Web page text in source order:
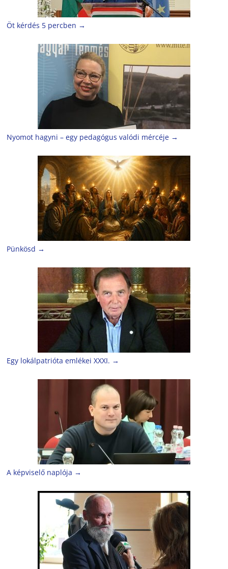
Öt kérdés 5 percben →
Nyomot hagyni – egy pedagógus valódi mércéje →
Pünkösd →
Egy lokálpatrióta emlékei XXXI. →
A képviselő naplója →